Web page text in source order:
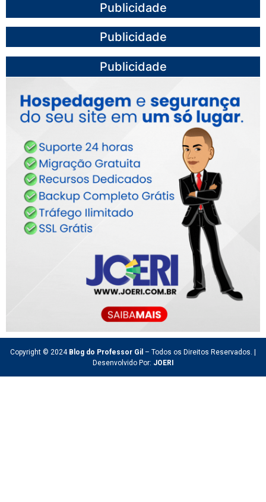
Publicidade
Publicidade
Publicidade
Copyright © 2024 Blog do Professor Gil – Todos os Direitos Reservados. |
Desenvolvido Por: JOERI